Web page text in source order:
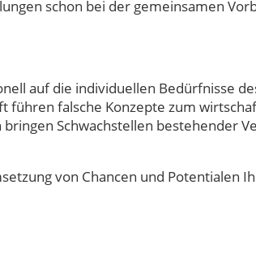
schon bei der gemeinsamen
auf die individuellen Bedürfnisse
falsche Konzepte zum
Schwachstellen bestehender
von Chancen und Potentialen